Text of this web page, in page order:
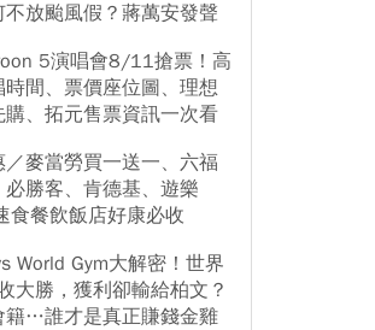
放颱風假？蔣萬安發聲
5演唱會8/11搶票！高
時間、票價座位圖、理想
購、拓元售票資訊一次看
麥當勞買一送一、六福
勝客、肯德基、遊樂
餐飲飯店好康必收
World Gym大解密！世界
大勝，獲利卻輸給柏文？
籍…誰才是真正賺錢金雞